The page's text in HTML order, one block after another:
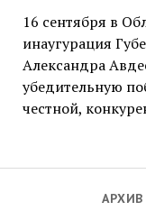
16 сентября в
инаугурация
Александра
убедительную
честной,